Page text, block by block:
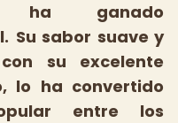
ha ganado
Su sabor suave y
su excelente
lo ha convertido
entre los